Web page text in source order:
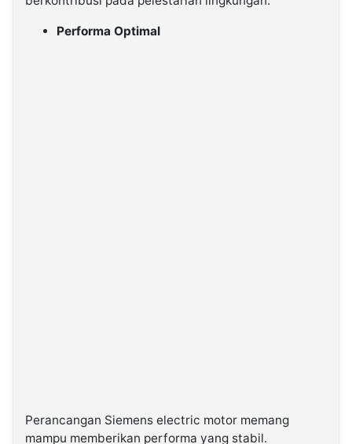
Performa Optimal
Perancangan Siemens electric motor memang
mampu memberikan performa yang stabil.